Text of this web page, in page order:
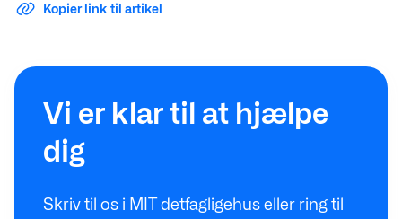
Kopier link til artikel
Vi er klar til at hjælpe
dig
Skriv til os i MIT detfagligehus eller ring til